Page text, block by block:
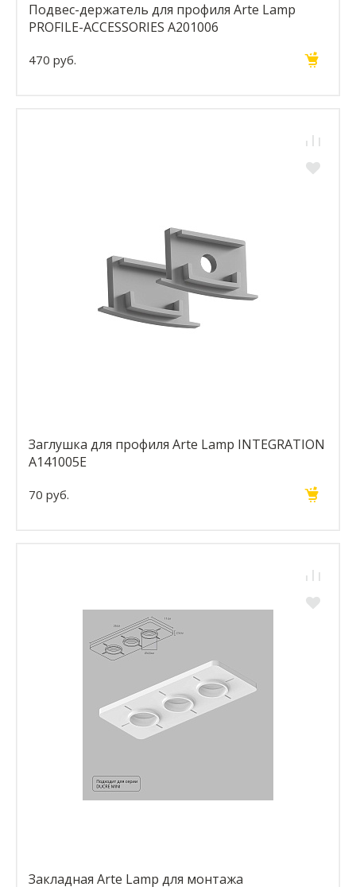
Подвес-держатель для профиля Arte Lamp
PROFILE-ACCESSORIES A201006
470 руб.
Заглушка для профиля Arte Lamp INTEGRATION
A141005E
70 руб.
Закладная Arte Lamp для монтажа